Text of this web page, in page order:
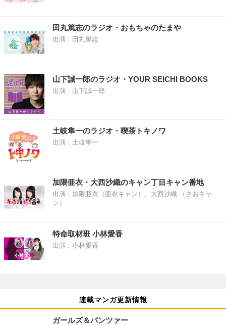
田丸篤志のラジオ・おもちゃのたまや
出演：田丸篤志
山下誠一郎のラジオ・YOUR SEICHI BOOKS
出演：山下誠一郎
土岐隼一のラジオ・喫茶トキノワ
出演：土岐隼一
加隈亜衣・大西沙織のキャン丁目キャン番地
出演：加隈亜衣（亜衣キャン）、大西沙織 （さおキャ
ン）
特命取材班 小林愛香
出演：小林愛香
連載マンガ更新情報
ガールズ＆パンツァー